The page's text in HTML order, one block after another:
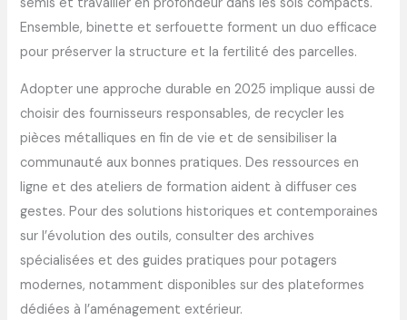
Ensemble, binette et serfouette forment un duo efficace
pour préserver la structure et la fertilité des parcelles.
Adopter une approche durable en 2025 implique aussi de
choisir des fournisseurs responsables, de recycler les
pièces métalliques en fin de vie et de sensibiliser la
communauté aux bonnes pratiques. Des ressources en
ligne et des ateliers de formation aident à diffuser ces
gestes. Pour des solutions historiques et contemporaines
sur l’évolution des outils, consulter des archives
spécialisées et des guides pratiques pour potagers
modernes, notamment disponibles sur des plateformes
dédiées à l’aménagement extérieur.